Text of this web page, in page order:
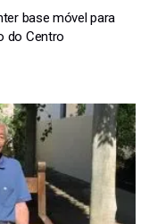
base móvel para
do Centro